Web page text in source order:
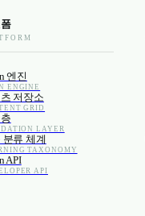
엔진
ENGINE
저장소
GRID
LAYER
분류 체계
TAXONOMY
API
API